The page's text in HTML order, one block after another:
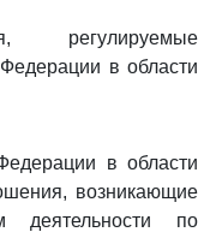
в области
в области
возникающие
деятельности по